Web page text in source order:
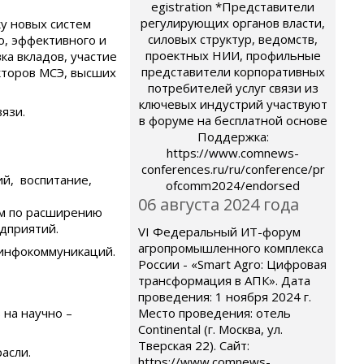
новых систем
эффективного и
вкладов, участие
МСЭ, высших
воспитание,
по расширению
научно –
egistration *Представители
регулирующих органов власти,
силовых структур, ведомств,
проектных НИИ, профильные
представители корпоративных
потребителей услуг связи из
ключевых индустрий участвуют
в форуме на бесплатной основе
Поддержка:
https://www.comnews-
conferences.ru/ru/conference/pr
ofcomm2024/endorsed
06 августа 2024 года
VI Федеральный ИТ-форум
агропромышленного комплекса
России - «Smart Agro: Цифровая
трансформация в АПК». Дата
проведения: 1 ноября 2024 г.
Место проведения: отель
Continental (г. Москва, ул.
Тверская 22). Сайт: